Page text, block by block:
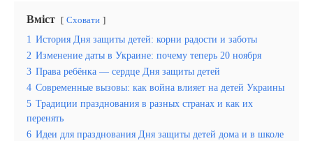
Вміст Сховати
1 История Дня защиты детей: корни радости и заботы
2 Изменение даты в Украине: почему теперь 20 ноября
3 Права ребёнка — сердце Дня защиты детей
4 Современные вызовы: как война влияет на детей Украины
5 Традиции празднования в разных странах и как их
перенять
6 Идеи для празднования Дня защиты детей дома и в школе